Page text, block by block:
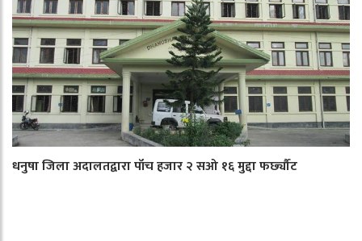
धनुषा जिला अदालतद्वारा पाँच हजार २ सओ १६ मुद्दा फर्छ्यौट